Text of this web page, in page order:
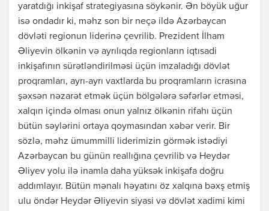
yaratdığı inkişaf strategiyasına söykənir. Ən böyük uğur
isə ondadır ki, məhz son bir neçə ildə Azərbaycan
dövləti regionun liderinə çevrilib. Prezident İlham
Əliyevin ölkənin və ayrılıqda regionların iqtısadi
inkişafının sürətləndirilməsi üçün imzaladığı dövlət
proqramları, ayrı-ayrı vaxtlarda bu proqramların icrasına
şəxsən nəzarət etmək üçün bölgələrə səfərlər etməsi,
xalqın içində olması onun yalnız ölkənin rifahı üçün
bütün səylərini ortaya qoymasından xəbər verir. Bir
sözlə, məhz ümummilli liderimizin görmək istədiyi
Azərbaycan bu günün reallığına çevrilib və Heydər
Əliyev yolu ilə inamla daha yüksək inkişafa doğru
addımlayır. Bütün mənalı həyatını öz xalqına bəxş etmiş
ulu öndər Heydər Əliyevin siyasi və dövlət xadimi kimi